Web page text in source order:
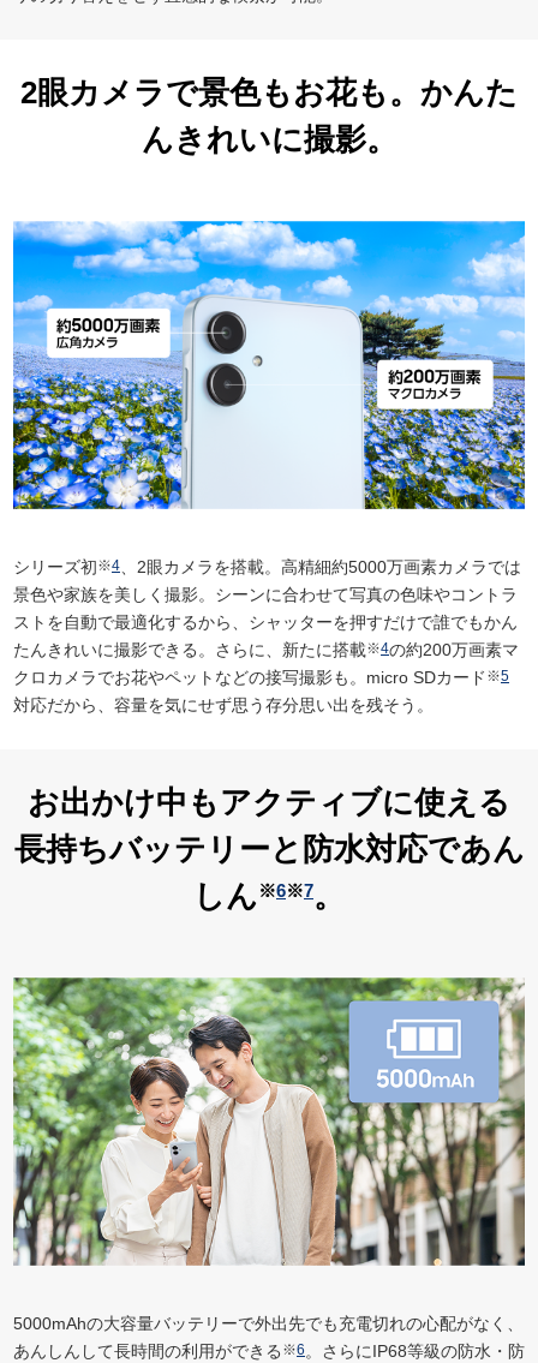
2眼カメラで景色もお花も。かんた
んきれいに撮影。
シリーズ初※4、2眼カメラを搭載。高精細約5000万画素カメラでは
景色や家族を美しく撮影。シーンに合わせて写真の色味やコントラ
ストを自動で最適化するから、シャッターを押すだけで誰でもかん
たんきれいに撮影できる。さらに、新たに搭載※4の約200万画素マ
クロカメラでお花やペットなどの接写撮影も。micro SDカード ※5
対応だから、容量を気にせず思う存分思い出を残そう。
お出かけ中もアクティブに使える
長持ちバッテリーと防水対応であん
しん ※6※7。
5000mAhの大容量バッテリーで外出先でも充電切れの心配がなく、
あんしんして長時間の利用ができる ※6。さらにIP68等級の防水・防